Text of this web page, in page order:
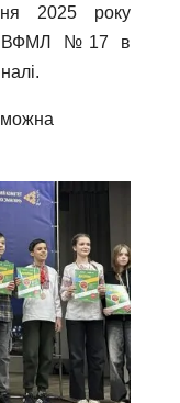
2025 року
ВФМЛ №17 в
можна